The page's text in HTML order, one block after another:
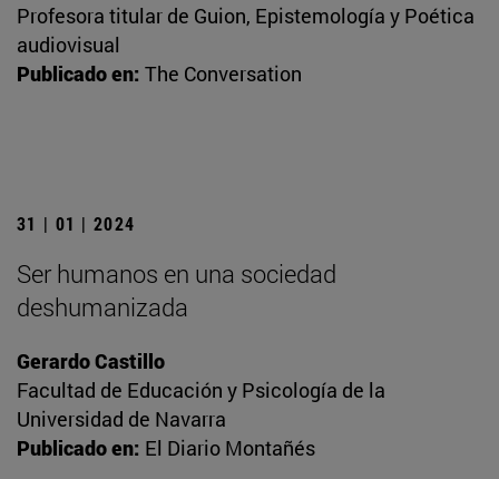
Profesora titular de Guion, Epistemología y Poética
audiovisual
Publicado en: The Conversation
31 | 01 | 2024
Ser humanos en una sociedad
deshumanizada
Gerardo Castillo
Facultad de Educación y Psicología de la
Universidad de Navarra
Publicado en: El Diario Montañés